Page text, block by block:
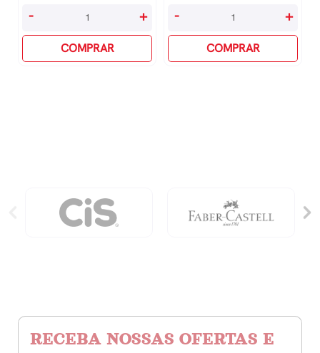
Kit
Modelar
- +
COMPRAR
Jogo
Memoria
-
- +
COMPRAR
RECEBA NOSSAS OFERTAS E